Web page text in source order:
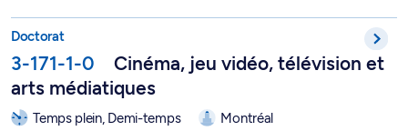
Doctorat en cinéma, jeu vidéo, télévision et arts médiatiques -
Doctorat
3-171-1-0
Cinéma, jeu vidéo, télévision et
arts médiatiques
Temps plein, Demi-temps Montréal